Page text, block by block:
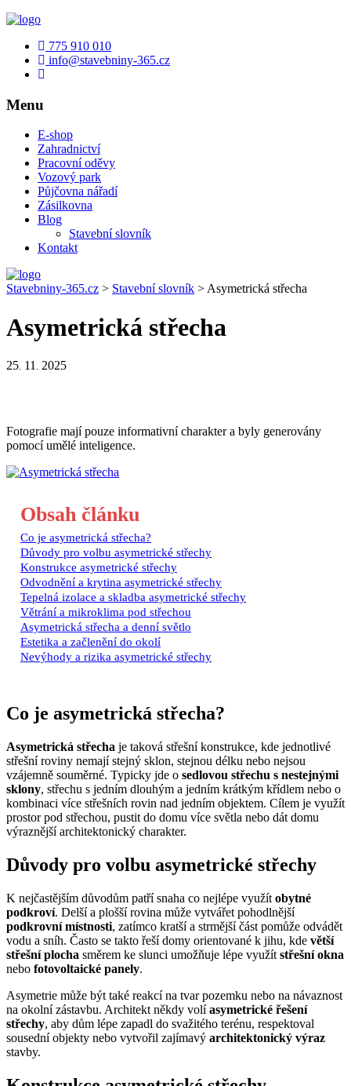
775 910 010
info@stavebniny-365.cz
Menu
E-shop
Zahradnictví
Pracovní oděvy
Vozový park
Půjčovna nářadí
Zásilkovna
Blog
Stavební slovník
Kontakt
Stavebniny-365.cz > Stavební slovník >Asymetrická střecha
Asymetrická střecha
25. 11 . 2025
Fotografie mají pouze informativní charakter a byly generovány
pomocí umělé inteligence.
Obsah článku
Co je asymetrická střecha?
Důvody pro volbu asymetrické střechy
Konstrukce asymetrické střechy
Odvodnění a krytina asymetrické střechy
Tepelná izolace a skladba asymetrické střechy
Větrání a mikroklima pod střechou
Asymetrická střecha a denní světlo
Estetika a začlenění do okolí
Nevýhody a rizika asymetrické střechy
Co je asymetrická střecha?
Asymetrická střecha je taková střešní konstrukce, kde jednotlivé
střešní roviny nemají stejný sklon, stejnou délku nebo nejsou
vzájemně souměrné. Typicky jde o sedlovou střechu s nestejnými
sklony, střechu s jedním dlouhým a jedním krátkým křídlem nebo o
kombinaci více střešních rovin nad jedním objektem. Cílem je využít
prostor pod střechou, pustit do domu více světla nebo dát domu
výraznější architektonický charakter.
Důvody pro volbu asymetrické střechy
K nejčastějším důvodům patří snaha co nejlépe využít obytné
podkroví. Delší a plošší rovina může vytvářet pohodlnější
podkrovní místnosti, zatímco kratší a strmější část pomůže odvádět
vodu a sníh. Často se takto řeší domy orientované k jihu, kde větší
střešní plocha směrem ke slunci umožňuje lépe využít střešní okna
nebo fotovoltaické panely.
Asymetrie může být také reakcí na tvar pozemku nebo na návaznost
na okolní zástavbu. Architekt někdy volíasymetrické řešení
střechy, aby dům lépe zapadl do svažitého terénu, respektoval
sousední objekty nebo vytvořil zajímavý architektonický výraz
stavby.